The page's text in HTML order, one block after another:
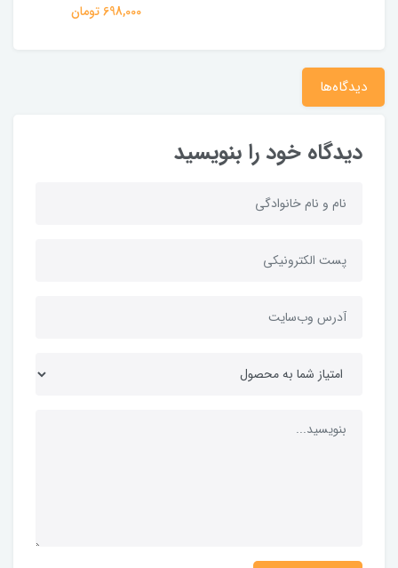
698,000 تومان
دیدگاه‌ها
دیدگاه خود را بنویسید